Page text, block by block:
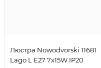
Люстра Nowodvorski 11681
Lago L E27 7x15W IP20